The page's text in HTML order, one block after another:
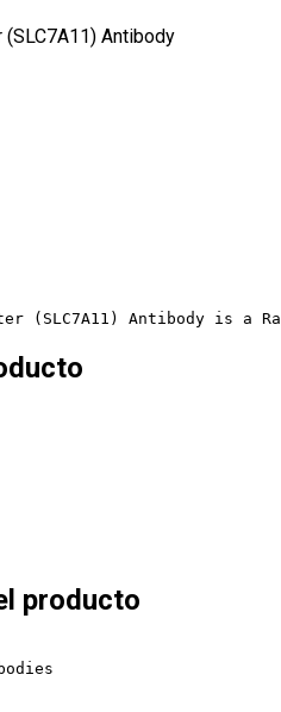
Antibody
(SLC7A11) Antibody is
producto